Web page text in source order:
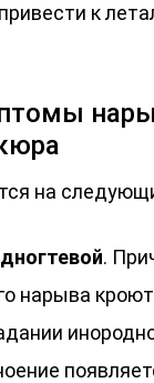
к
на
.
нарыва